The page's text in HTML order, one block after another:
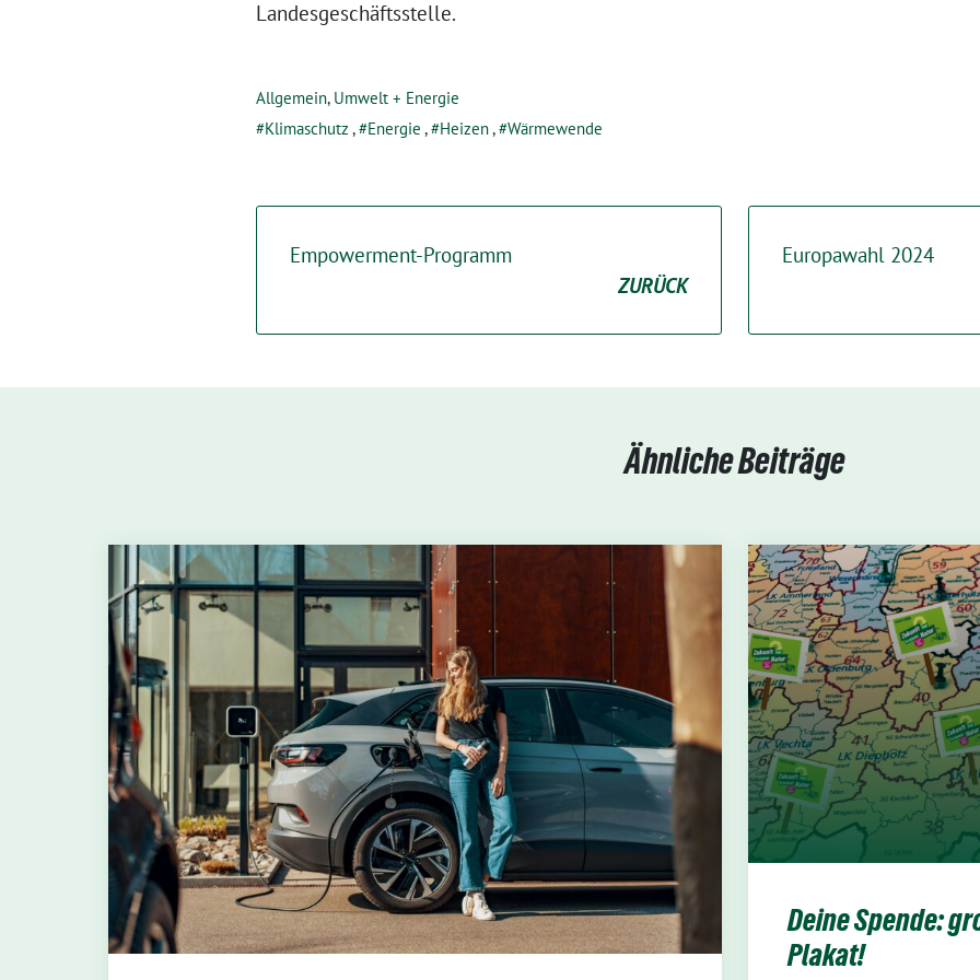
Landesgeschäftsstelle.
Allgemein, Umwelt + Energie
Klimaschutz , Energie , Heizen, Wärmewende
Empowerment-Programm
ZURÜCK
Europawahl 2024
Ähnliche Beiträge
Deine Spende:
Plakat!